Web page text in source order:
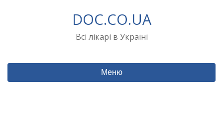
DOC.CO.UA
Всі лікарі в Україні
Меню